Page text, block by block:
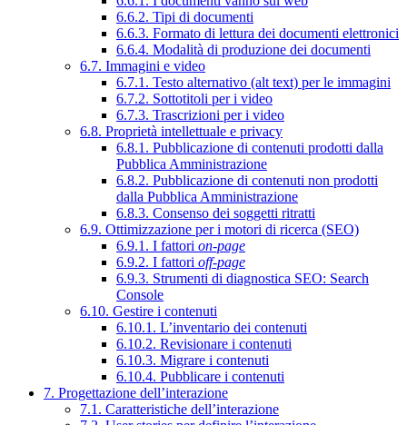
6.6.2. Tipi di documenti
6.6.3. Formato di lettura dei documenti elettronici
6.6.4. Modalità di produzione dei documenti
6.7. Immagini e video
6.7.1. Testo alternativo (alt text) per le immagini
6.7.2. Sottotitoli per i video
6.7.3. Trascrizioni per i video
6.8. Proprietà intellettuale e privacy
6.8.1. Pubblicazione di contenuti prodotti dalla
Pubblica Amministrazione
6.8.2. Pubblicazione di contenuti non prodotti
dalla Pubblica Amministrazione
6.8.3. Consenso dei soggetti ritratti
6.9. Ottimizzazione per i motori di ricerca (SEO)
6.9.1. I fattori on-page
6.9.2. I fattori off-page
6.9.3. Strumenti di diagnostica SEO: Search
Console
6.10. Gestire i contenuti
6.10.1. L’inventario dei contenuti
6.10.2. Revisionare i contenuti
6.10.3. Migrare i contenuti
6.10.4. Pubblicare i contenuti
7. Progettazione dell’interazione
7.1. Caratteristiche dell’interazione